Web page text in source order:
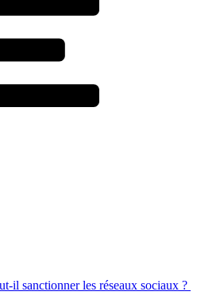
il sanctionner les réseaux sociaux ?